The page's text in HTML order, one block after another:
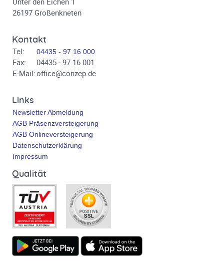
26197 Großenkneten
Kontakt
Tel: 04435 - 97 16 000
Fax:
04435 - 97 16 001
E-Mail:office@conzep.de
Links
Newsletter Abmeldung
AGB Präsenzversteigerung
AGB Onlineversteigerung
Datenschutzerklärung
Impressum
Qualität